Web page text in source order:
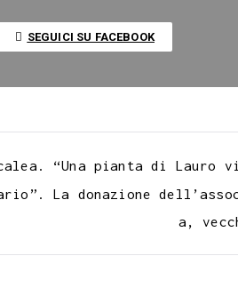
n
SEGUICI SU FACEBOOK
“Una pianta di Lauro
La donazione
a,